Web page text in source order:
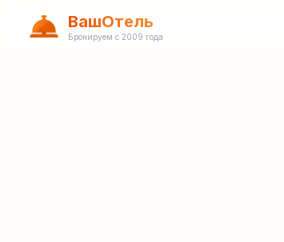
ВашОтель
Бронируем с 2009 года